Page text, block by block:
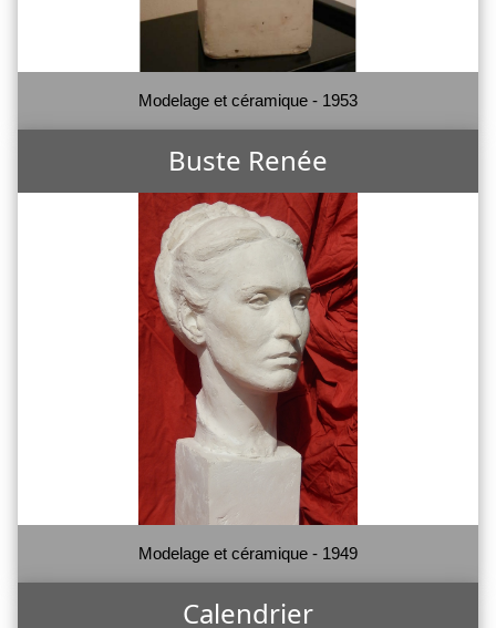
Modelage et céramique - 1953
Buste Renée
Modelage et céramique - 1949
Calendrier